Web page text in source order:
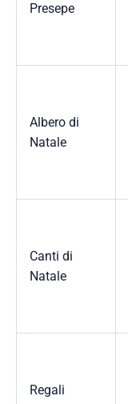
Presepe
Albero di
Natale
Canti di
Natale
Regali